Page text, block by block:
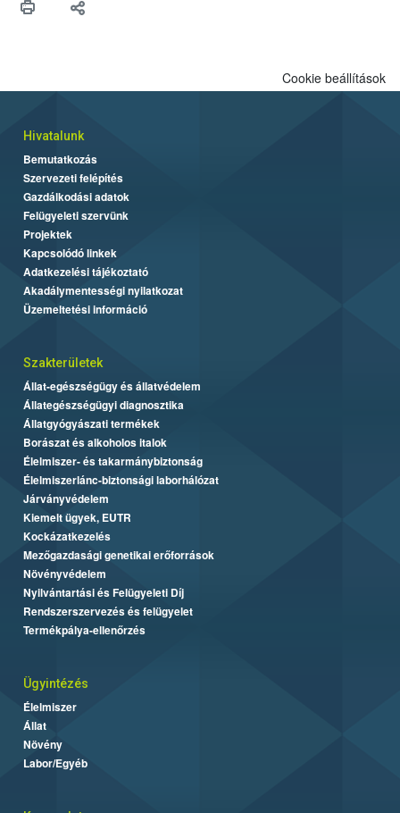
Cookie beállítások
Hivatalunk
Bemutatkozás
Szervezeti felépítés
Gazdálkodási adatok
Felügyeleti szervünk
Projektek
Kapcsolódó linkek
Adatkezelési tájékoztató
Akadálymentességi nyilatkozat
Üzemeltetési információ
Szakterületek
Állat-egészségügy és állatvédelem
Állategészségügyi diagnosztika
Állatgyógyászati termékek
Borászat és alkoholos italok
Élelmiszer- és takarmánybiztonság
Élelmiszerlánc-biztonsági laborhálózat
Járványvédelem
Kiemelt ügyek, EUTR
Kockázatkezelés
Mezőgazdasági genetikai erőforrások
Növényvédelem
Nyilvántartási és Felügyeleti Díj
Rendszerszervezés és felügyelet
Termékpálya-ellenőrzés
Ügyintézés
Élelmiszer
Állat
Növény
Labor/Egyéb